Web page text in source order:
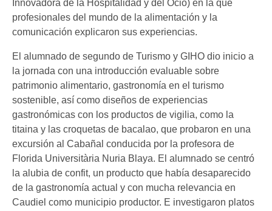
Innovadora de la Hospitalidad y del Ocio) en la que
profesionales del mundo de la alimentación y la
comunicación explicaron sus experiencias.
El alumnado de segundo de Turismo y GIHO dio inicio a
la jornada con una introducción evaluable sobre
patrimonio alimentario, gastronomía en el turismo
sostenible, así como diseños de experiencias
gastronómicas con los productos de vigilia, como la
titaina y las croquetas de bacalao, que probaron en una
excursión al Cabañal conducida por la profesora de
Florida Universitària Nuria Blaya. El alumnado se centró
la alubia de confit, un producto que había desaparecido
de la gastronomía actual y con mucha relevancia en
Caudiel como municipio productor. E investigaron platos